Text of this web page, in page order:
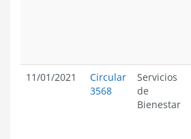
11/01/2021
Circular
3568
Servicios
de
Bienestar